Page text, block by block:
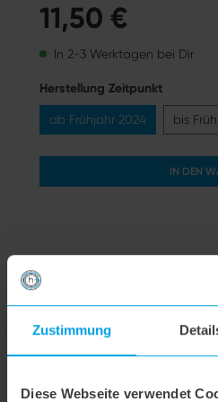
Zustimmung
Diese Webseite verwendet
11,50 €
In 2-3 Werktagen bei Dir
Herstellung Zeitpunkt
ab Frühjahr 2024 bis
IN DEN